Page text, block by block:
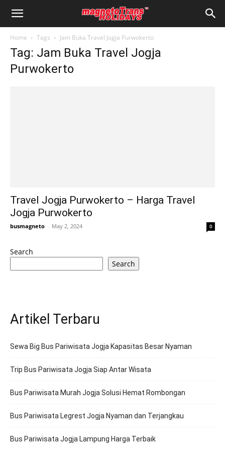
Home Tags Jam Buka Travel Jogja Purwokerto
Tag: Jam Buka Travel Jogja
Purwokerto
Travel Jogja Purwokerto – Harga Travel
Jogja Purwokerto
busmagneto - May 2, 2024 0
Search
Search
Artikel Terbaru
Sewa Big Bus Pariwisata Jogja Kapasitas Besar Nyaman
Trip Bus Pariwisata Jogja Siap Antar Wisata
Bus Pariwisata Murah Jogja Solusi Hemat Rombongan
Bus Pariwisata Legrest Jogja Nyaman dan Terjangkau
Bus Pariwisata Jogja Lampung Harga Terbaik